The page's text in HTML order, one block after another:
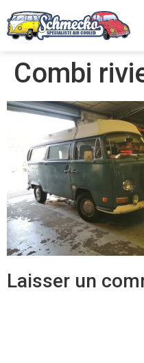
Combi
Laisser un